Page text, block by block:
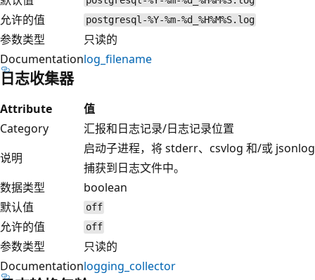
允许的值 postgresql-%Y-%m-%d_%H%M%S.log
参数类型
只读的
Documentationlog_filename
日志收集器
Attribute
值
Category
汇报和日志记录/日志记录位置
说明
启动子进程，将 stderr、csvlog 和/或 jsonlog
捕获到日志文件中。
数据类型
boolean
默认值
off
允许的值 off
参数类型
只读的
Documentationlogging_collector